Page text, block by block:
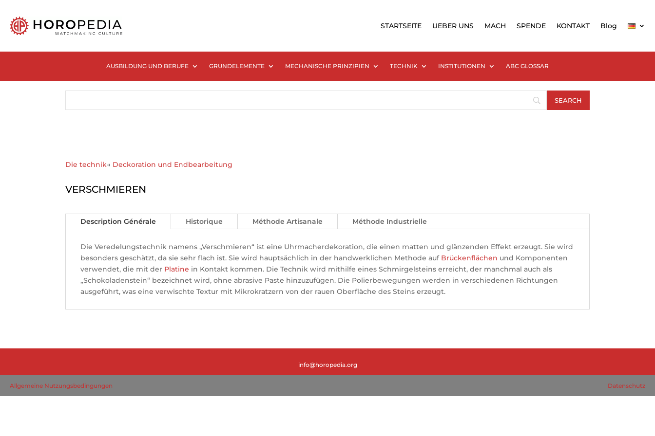
STARTSEITE UEBER UNS MACH SPENDE KONTAKT Blog
AUSBILDUNG UND BERUFE GRUNDELEMENTE MECHANISCHE PRINZIPIEN TECHNIK INSTITUTIONEN ABC GLOSSAR
Die technik→ Deckoration und Endbearbeitung
VERSCHMIEREN
Description Générale Historique Méthode Artisanale Méthode Industrielle
Die Veredelungstechnik namens „Verschmieren“ ist eine Uhrmacherdekoration, die einen matten und glänzenden Effekt erzeugt. Sie wird
besonders geschätzt, da sie sehr flach ist. Sie wird hauptsächlich in der handwerklichen Methode auf Brückenflächen und Komponenten
verwendet, die mit der Platine in Kontakt kommen. Die Technik wird mithilfe eines Schmirgelsteins erreicht, der manchmal auch als
„Schokoladenstein“ bezeichnet wird, ohne abrasive Paste hinzuzufügen. Die Polierbewegungen werden in verschiedenen Richtungen
ausgeführt, was eine verwischte Textur mit Mikrokratzern von der rauen Oberfläche des Steins erzeugt.
info@horopedia.org
Allgemeine Nutzungsbedingungen Datenschutz